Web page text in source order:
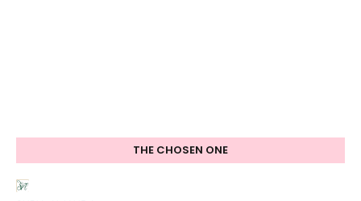
THE CHOSEN ONE